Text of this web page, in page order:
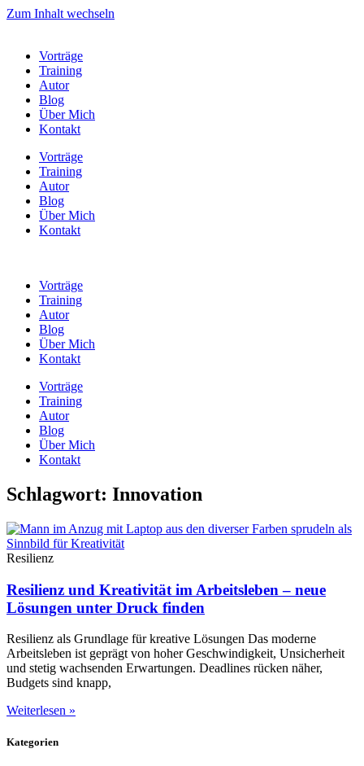
Zum Inhalt wechseln
Vorträge
Training
Autor
Blog
Über Mich
Kontakt
Vorträge
Training
Autor
Blog
Über Mich
Kontakt
Vorträge
Training
Autor
Blog
Über Mich
Kontakt
Vorträge
Training
Autor
Blog
Über Mich
Kontakt
Schlagwort: Innovation
Resilienz
Resilienz und Kreativität im Arbeitsleben – neue
Lösungen unter Druck finden
Resilienz als Grundlage für kreative Lösungen Das moderne
Arbeitsleben ist geprägt von hoher Geschwindigkeit, Unsicherheit
und stetig wachsenden Erwartungen. Deadlines rücken näher,
Budgets sind knapp,
Weiterlesen »
Kategorien